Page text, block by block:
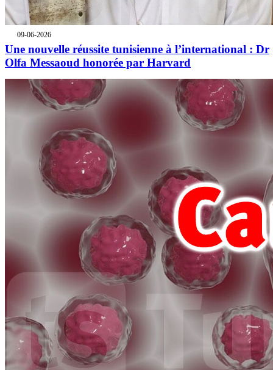
09-06-2026
Une nouvelle réussite tunisienne à l’international : Dr
Olfa Messaoud honorée par Harvard